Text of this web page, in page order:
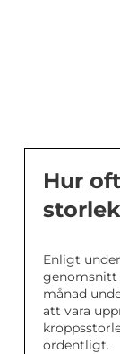
Hur
Enligt
genomsnitt
månad
att vara
ordentligt.